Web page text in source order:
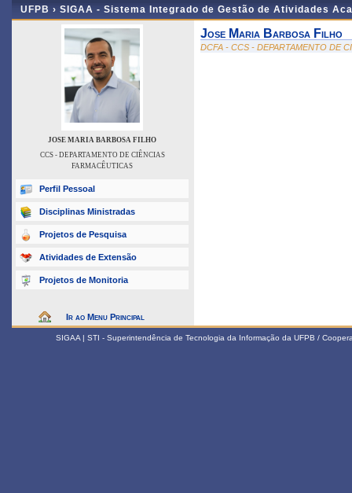
UFPB › SIGAA - Sistema Integrado de Gestão de Atividades
JOSE MARIA BARBOSA FILHO
CCS - DEPARTAMENTO DE CIÊNCIAS
FARMACÊUTICAS
Perfil Pessoal
Disciplinas Ministradas
Projetos de Pesquisa
Atividades de Extensão
Projetos de Monitoria
Ir ao Menu Principal
Jose Maria Barbosa Filho
DCFA - CCS - DEPARTAMENTO DE
SIGAA | STI - Superintendência de Tecnologia da Informação da UFPB /